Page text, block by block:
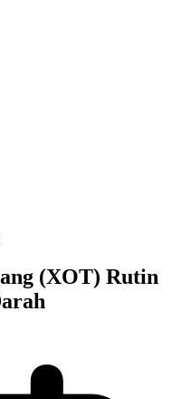
(XOT) Rutin